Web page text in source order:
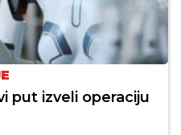
put izveli operaciju